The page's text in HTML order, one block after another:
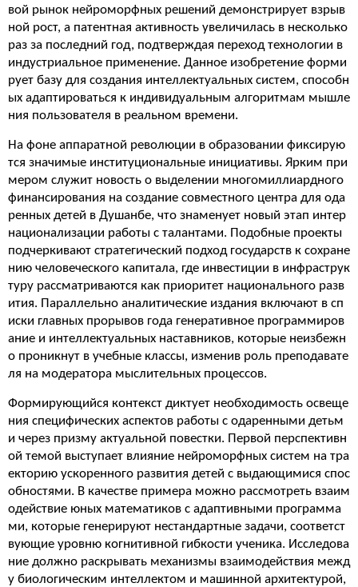
вой рынок нейроморфных решений демонстрирует взрыв
ной рост, а патентная активность увеличилась в несколько
раз за последний год, подтверждая переход технологии в
индустриальное применение. Данное изобретение форми
рует базу для создания интеллектуальных систем, способн
ых адаптироваться к индивидуальным алгоритмам мышле
ния пользователя в реальном времени.
На фоне аппаратной революции в образовании фиксирую
тся значимые институциональные инициативы. Ярким при
мером служит новость о выделении многомиллиардного
финансирования на создание совместного центра для ода
ренных детей в Душанбе, что знаменует новый этап интер
национализации работы с талантами. Подобные проекты
подчеркивают стратегический подход государств к сохране
нию человеческого капитала, где инвестиции в инфраструк
туру рассматриваются как приоритет национального разв
ития. Параллельно аналитические издания включают в сп
иски главных прорывов года генеративное программиров
ание и интеллектуальных наставников, которые неизбежн
о проникнут в учебные классы, изменив роль преподавате
ля на модератора мыслительных процессов.
Формирующийся контекст диктует необходимость освеще
ния специфических аспектов работы с одаренными детьм
и через призму актуальной повестки. Первой перспективн
ой темой выступает влияние нейроморфных систем на тра
екторию ускоренного развития детей с выдающимися спос
обностями. В качестве примера можно рассмотреть взаим
одействие юных математиков с адаптивными программа
ми, которые генерируют нестандартные задачи, соответст
вующие уровню когнитивной гибкости ученика. Исследова
ние должно раскрывать механизмы взаимодействия межд
у биологическим интеллектом и машинной архитектурой,